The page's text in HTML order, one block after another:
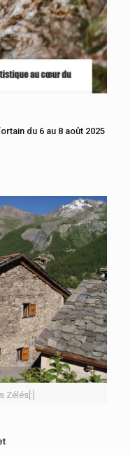
du 6 au 8 août 2025
Zélés[:]